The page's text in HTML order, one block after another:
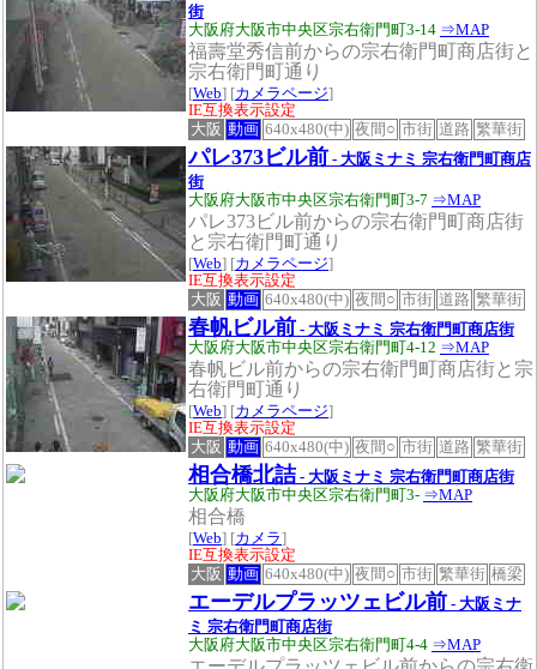
街
大阪府大阪市中央区宗右衛門町3-14 ⇒MAP
福壽堂秀信前からの宗右衛門町商店街と
宗右衛門町通り
[Web] [カメラページ]
IE互換表示設定
大阪 動画 640x480(中) 夜間○ 市街 道路 繁華街
パレ373ビル前 - 大阪ミナミ 宗右衛門町商店
街
大阪府大阪市中央区宗右衛門町3-7 ⇒MAP
パレ373ビル前からの宗右衛門町商店街
と宗右衛門町通り
[Web] [カメラページ]
IE互換表示設定
大阪 動画 640x480(中) 夜間○ 市街 道路 繁華街
春帆ビル前 - 大阪ミナミ 宗右衛門町商店街
大阪府大阪市中央区宗右衛門町4-12 ⇒MAP
春帆ビル前からの宗右衛門町商店街と宗
右衛門町通り
[Web] [カメラページ]
IE互換表示設定
大阪 動画 640x480(中) 夜間○ 市街 道路 繁華街
相合橋北詰 - 大阪ミナミ 宗右衛門町商店街
大阪府大阪市中央区宗右衛門町3- ⇒MAP
相合橋
[Web] [カメラ]
IE互換表示設定
大阪 動画 640x480(中) 夜間○ 市街 繁華街 橋梁
エーデルプラッツェビル前 - 大阪ミナ
ミ 宗右衛門町商店街
大阪府大阪市中央区宗右衛門町4-4 ⇒MAP